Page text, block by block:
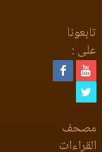
تابعونا
على :
مصحف
القراءات